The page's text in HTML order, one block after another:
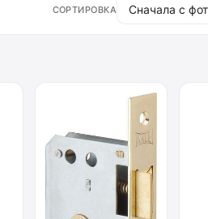
СОРТИРОВКА